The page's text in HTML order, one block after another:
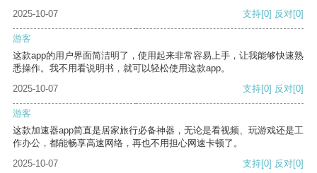
2025-10-07
支持[0] 反对[0]
游客
这款app的用户界面简洁明了，使用起来非常容易上手，让我能够快速熟
悉操作。我不用看说明书，就可以轻松使用这款app。
2025-10-07
支持[0] 反对[0]
游客
这款加速器app简直是居家旅行必备神器，无论是看视频、玩游戏还是工
作办公，都能畅享高速网络，再也不用担心网速卡顿了。
2025-10-07
支持[0] 反对[0]